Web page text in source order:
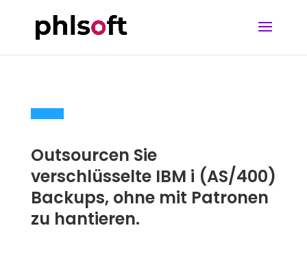
Outsourcen Sie
verschlüsselte IBM i (AS/400)
Backups, ohne mit Patronen
zu hantieren.